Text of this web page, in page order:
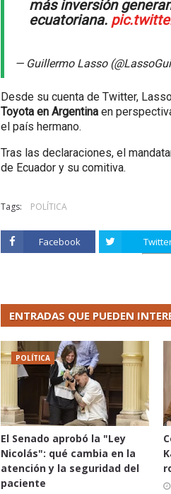
más inversión
ecuatoriana.
— Guillermo Lasso
Desde su cuenta de Twitter,
Toyota en Argentina en
el país hermano.
Tras las declaraciones, el
de Ecuador y su comitiva.
Tags: POLÍTICA
Facebook
ENTRADAS QUE PUEDEN
POLÍTICA
El Senado aprobó la "Ley
Nicolás": qué cambia en la
atención y la seguridad del
paciente